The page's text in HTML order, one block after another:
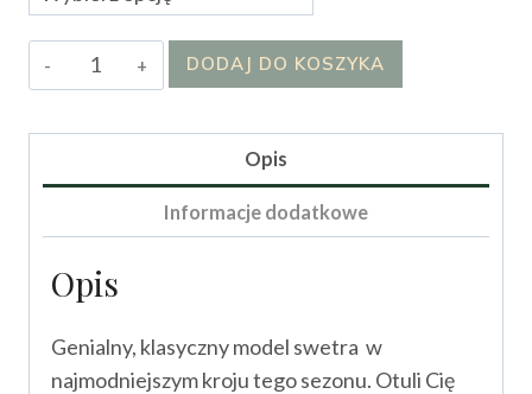
ilość
Sweter
DODAJ DO KOSZYKA
Opis
Informacje dodatkowe
Opis
Genialny, klasyczny model swetra w
najmodniejszym kroju tego sezonu. Otuli Cię